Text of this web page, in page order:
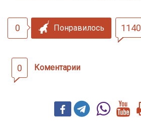
0 Понравилось 1140
0 Коментарии